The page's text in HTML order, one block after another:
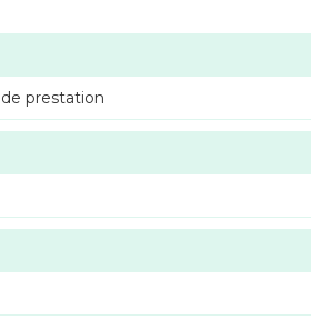
prestation